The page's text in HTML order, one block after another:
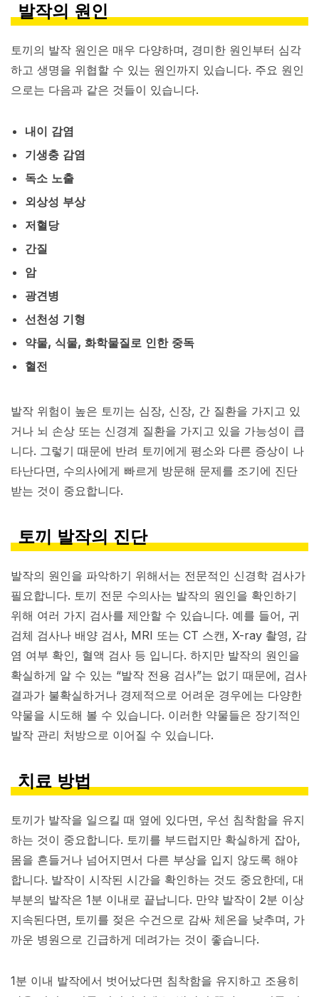
발작의 원인
토끼의 발작 원인은 매우 다양하며, 경미한 원인부터 심각
하고 생명을 위협할 수 있는 원인까지 있습니다. 주요 원인
으로는 다음과 같은 것들이 있습니다.
내이 감염
기생충 감염
독소 노출
외상성 부상
저혈당
간질
암
광견병
선천성 기형
약물, 식물, 화학물질로 인한 중독
혈전
발작 위험이 높은 토끼는 심장, 신장, 간 질환을 가지고 있
거나 뇌 손상 또는 신경계 질환을 가지고 있을 가능성이 큽
니다. 그렇기 때문에 반려 토끼에게 평소와 다른 증상이 나
타난다면, 수의사에게 빠르게 방문해 문제를 조기에 진단
받는 것이 중요합니다.
토끼 발작의 진단
발작의 원인을 파악하기 위해서는 전문적인 신경학 검사가
필요합니다. 토끼 전문 수의사는 발작의 원인을 확인하기
위해 여러 가지 검사를 제안할 수 있습니다. 예를 들어, 귀
검체 검사나 배양 검사, MRI 또는 CT 스캔, X-ray 촬영, 감
염 여부 확인, 혈액 검사 등 입니다. 하지만 발작의 원인을
확실하게 알 수 있는 “발작 전용 검사”는 없기 때문에, 검사
결과가 불확실하거나 경제적으로 어려운 경우에는 다양한
약물을 시도해 볼 수 있습니다. 이러한 약물들은 장기적인
발작 관리 처방으로 이어질 수 있습니다.
치료 방법
토끼가 발작을 일으킬 때 옆에 있다면, 우선 침착함을 유지
하는 것이 중요합니다. 토끼를 부드럽지만 확실하게 잡아,
몸을 흔들거나 넘어지면서 다른 부상을 입지 않도록 해야
합니다. 발작이 시작된 시간을 확인하는 것도 중요한데, 대
부분의 발작은 1분 이내로 끝납니다. 만약 발작이 2분 이상
지속된다면, 토끼를 젖은 수건으로 감싸 체온을 낮추며, 가
까운 병원으로 긴급하게 데려가는 것이 좋습니다.
1분 이내 발작에서 벗어났다면 침착함을 유지하고 조용히